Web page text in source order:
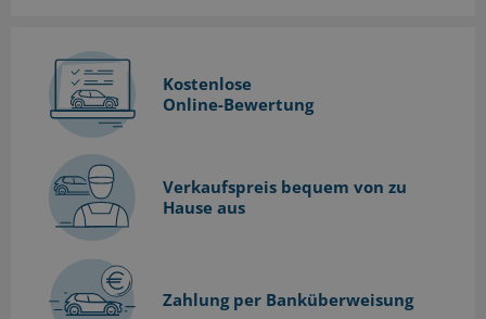
Kostenlose
Online-Bewertung
Verkaufspreis bequem von zu
Hause aus
Zahlung per Banküberweisung